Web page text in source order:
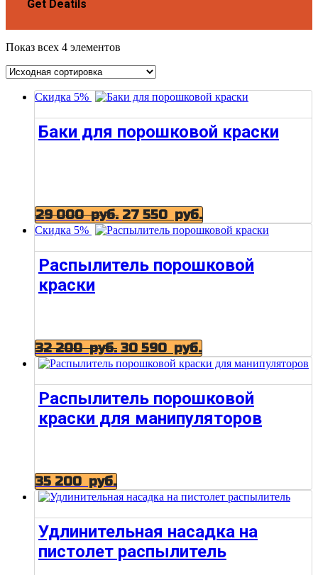
Get Deatils
Показ всех 4 элементов
Скидка 5%
Баки для порошковой краски
29 000руб. 27 550 руб.
Скидка 5%
Распылитель порошковой
краски
32 200руб. 30 590 руб.
Распылитель порошковой
краски для манипуляторов
35 200 руб.
Удлинительная насадка на
пистолет распылитель